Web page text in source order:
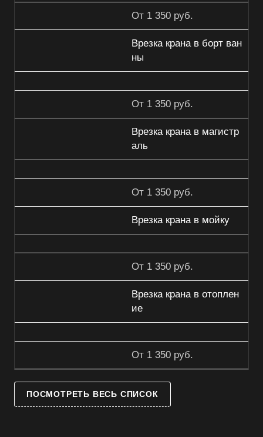
От 1 350 руб.
Врезка крана в борт ван
ны
От 1 350 руб.
Врезка крана в магистр
аль
От 1 350 руб.
Врезка крана в мойку
От 1 350 руб.
Врезка крана в отоплен
ие
От 1 350 руб.
ПОСМОТРЕТЬ ВЕСЬ СПИСОК